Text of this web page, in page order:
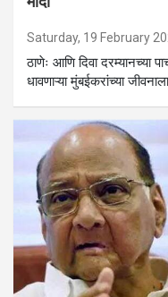
Saturday, 19 February
ठाणेः आणि दिवा दरम्यानच्या
धावणाऱ्या मुंबईकरांच्या